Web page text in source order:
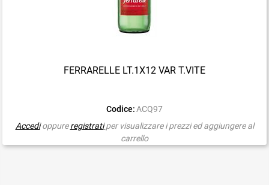
FERRARELLE LT.1X12 VAR T.VITE
Codice: ACQ97
Accedioppureregistrati per visualizzare i prezzi ed aggiungere al
carrello